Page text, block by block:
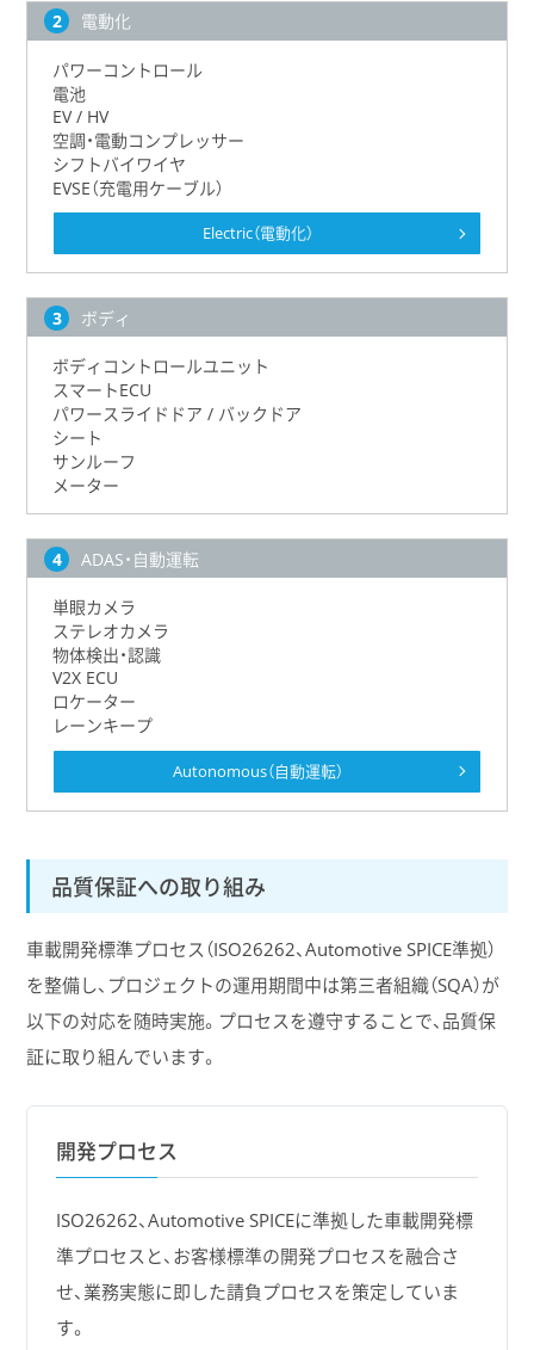
電動化
パワーコントロール
電池
EV / HV
空調・電動コンプレッサー
シフトバイワイヤ
EVSE（充電用ケーブル）
Electric（電動化）
ボディ
ボディコントロールユニット
スマートECU
パワースライドドア / バックドア
シート
サンルーフ
メーター
ADAS・自動運転
単眼カメラ
ステレオカメラ
物体検出・認識
V2X ECU
ロケーター
レーンキープ
Autonomous（自動運転）
品質保証への取り組み
車載開発標準プロセス（ISO26262、Automotive SPICE準拠）
を整備し、プロジェクトの運用期間中は第三者組織（SQA）が
以下の対応を随時実施。プロセスを遵守することで、品質保
証に取り組んでいます。
開発プロセス
ISO26262、Automotive SPICEに準拠した車載開発標
準プロセスと、お客様標準の開発プロセスを融合さ
せ、業務実態に即した請負プロセスを策定していま
す。